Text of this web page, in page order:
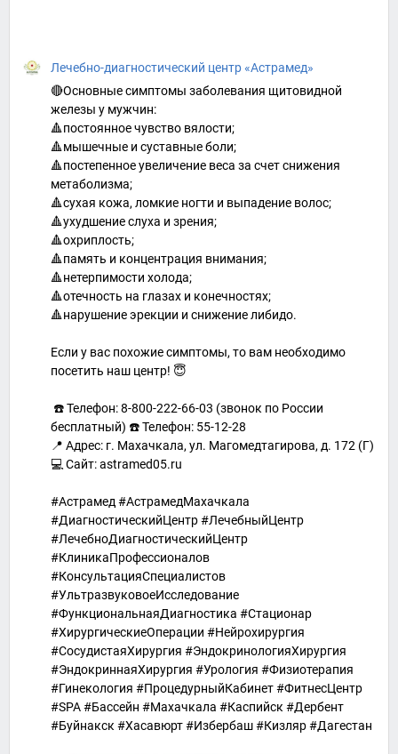
Лечебно-диагностический центр «Астрамед»
🔴Основные симптомы заболевания щитовидной
железы у мужчин:
🔺постоянное чувство вялости;
🔺мышечные и суставные боли;
🔺постепенное увеличение веса за счет снижения
метаболизма;
🔺сухая кожа, ломкие ногти и выпадение волос;
🔺ухудшение слуха и зрения;
🔺охриплость;
🔺память и концентрация внимания;
🔺нетерпимости холода;
🔺отечность на глазах и конечностях;
🔺нарушение эрекции и снижение либидо.
Если у вас похожие симптомы, то вам необходимо
посетить наш центр! 😇
☎️ Телефон: 8-800-222-66-03 (звонок по России
бесплатный) ☎️ Телефон: 55-12-28
📍 Адрес: г. Махачкала, ул. Магомедтагирова, д. 172 (Г)
💻 Сайт: astramed05.ru
#Астрамед #АстрамедМахачкала
#ДиагностическийЦентр #ЛечебныйЦентр
#ЛечебноДиагностическийЦентр
#КлиникаПрофессионалов
#КонсультацияСпециалистов
#УльтразвуковоеИсследование
#ФункциональнаяДиагностика #Стационар
#ХирургическиеОперации #Нейрохирургия
#СосудистаяХирургия #ЭндокринологияХирургия
#ЭндокриннаяХирургия #Урология #Физиотерапия
#Гинекология #ПроцедурныйКабинет #ФитнесЦентр
#SPA #Бассейн #Махачкала #Каспийск #Дербент
#Буйнакск #Хасавюрт #Избербаш #Кизляр #Дагестан